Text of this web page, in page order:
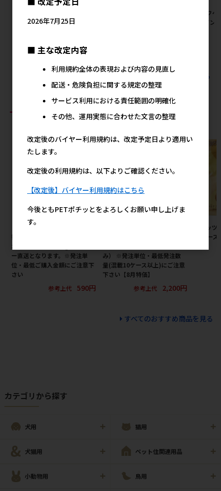
グレインフリー 成犬用 ポーク
メーカー希望小売価格
272円
[デビフ
グレイン
すべてのデビフペットの人気商品を見る
おすすめ商品
［ジェックス(直送：小動物・
観賞魚)］メダカ元気 プロバイ
オフードクリア 130g ※メーカ
ー直送となります。※発注単
位・最低ご購入金額にご注意下
さい
参考上代
590円
み） ※発注単位・最低発注数
量(混載10ケース以上)にご注意
下さい【8月特価】
参考上代
2,200円
［ペッ
ト チー
すべてのおすすめ商品を見る
カテゴリから探す
犬用 猫用
犬猫用 ペット住関連用品
小動物用 鳥用
2026年7月25日
■ 主な改定内容
利用規約全体の表現および内容の見直し
配送・危険負担に関する規定の整理
サービス利用における責任範囲の明確化
その他、運用実態に合わせた文言の整理
改定後のバイヤー利用規約は、改定予定日より適用い
たします。
改定後の利用規約は、以下よりご確認ください。
【改定後】バイヤー利用規約はこちら
今後ともPETポチッとをよろしくお願い申し上げま
す。